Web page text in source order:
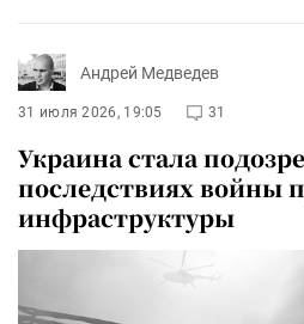
Андрей Медведев
31 июля 2026, 19:05 31
Украина стала
последствиях войны
инфраструктуры